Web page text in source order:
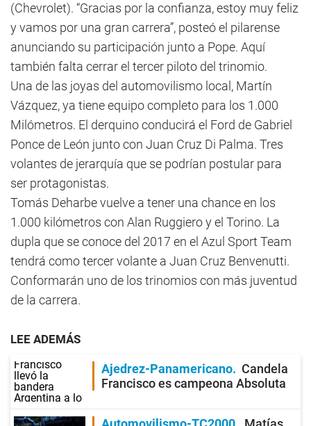
(Chevrolet). “Gracias por la confianza, estoy muy feliz
y vamos por una gran carrera”, posteó el pilarense
anunciando su participación junto a Pope. Aquí
también falta cerrar el tercer piloto del trinomio.
Una de las joyas del automovilismo local, Martín
Vázquez, ya tiene equipo completo para los 1.000
Milómetros. El derquino conducirá el Ford de Gabriel
Ponce de León junto con Juan Cruz Di Palma. Tres
volantes de jerarquía que se podrían postular para
ser protagonistas.
Tomás Deharbe vuelve a tener una chance en los
1.000 kilómetros con Alan Ruggiero y el Torino. La
dupla que se conoce del 2017 en el Azul Sport Team
tendrá como tercer volante a Juan Cruz Benvenutti.
Conformarán uno de los trinomios con más juventud
de la carrera.
LEE ADEMÁS
Ajedrez-Panamericano
Candela
Francisco es campeona Absoluta